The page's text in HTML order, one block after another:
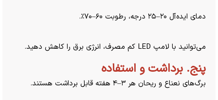
دمای ایده‌آل ۲۰–۲۵ درجه، رطوبت ۶۰–۷۰٪.
می‌توانید با لامپ LED کم مصرف، انرژی برق را کاهش دهید.
پنج. برداشت و استفاده
برگ‌های نعناع و ریحان هر ۳–۴ هفته قابل برداشت هستند.